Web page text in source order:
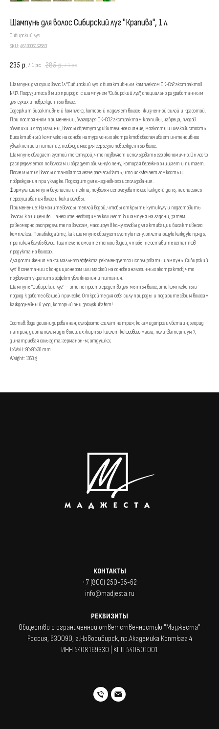
Шампунь для волос Сибирский луг "Крапива", 1 л.
Сибирский луг
SKU:4640006162683
235 р. /1 pc 285 р./1 pc
Шампунь для сухих волос 1л "Сибирский луг" с биоактивным комплексом СК-Со2 экстрактов
№17. Погрузитесь в мир природы с шампунем "Сибирский луг", специально разработанным
для сухих и поврежденных волос.
Содержит биоактивный комплекс, который наделяет волосы жизненной силой и красотой.
При постоянном применении, благодаря СК-СО2 экстрактам крапивы, чабреца, плодов
облепихи и ягод малины, волосы обретут удивительное сияние, мягкость и шелковистость.
Биоактивный комплекс на основе натуральных экстрактов обеспечивает интенсивное
увлажнение и питание, необходимое для серьезно поврежденных волос.
Шампунь обладает густой текстурой, что позволяет использовать его экономично. Он легко
распределяется по волосам и образует обильную пену, которая бережно очищает и питает.
После мытья волосы становятся легче расчесывать, что исключает ломкость и
повреждения при укладке. Подходит для ежедневного использования.
Формула шампуня безопасна и нежна, позволяя использовать его каждый день, не опасаясь
пересушивания волос и кожи головы.
Применение: Намочите волосы теплой водой, чтобы открыть кутикулу и подготовить
волосы к очищению. Нанесите необходимое количество шампуня на ладони, затем
равномерно распределите по волосам, массируя в кожу головы для активации биоактивного
комплекса. Понаблюдайте, как шампунь образует густую пену, оплетающую каждую прядь,
проникая вглубь волос. Тщательно смойте теплой водой, чтобы не оставить остатков
продукта на волосах.
Для достижения максимального эффекта рекомендуется использовать шампунь "Сибирский
луг" в сочетании с кондиционером или маской на основе аналогичных экстрактов, что
позволяет укрепить эффект увлажнения и питания.
Шампунь "Сибирский луг" — это не просто средство для мытья волос, это комплексный
подход к заботе о вашей прическе. Откройте для себя силу природы и подарите своим волосам
каждодневный уход, который они заслуживают!
Состав: вода деионизированная; сульфоэтоксилат натрия; кокамидопроаил бетаин; хлорид
натрия; диэтаноламиды высших жирных кислот кокосового масла; поликватерниум 7;
динатриевая соль эдта; германон-м; отдушка;
LxWxH: 90x90x30 mm
Weight: 1050 g
КОНТАКТЫ
+7 (800) 250-35-62
info@madjesta.ru
РЕКВИЗИТЫ
Общество с ограниченной ответственностью "Маджеста"
Россия, 630090, г.Новосибирск, пр.Академика Коптюга 4
ИНН 5408169330 | КПП 540801001